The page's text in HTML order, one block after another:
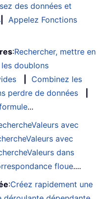
des données et
Appelez Fonctions
:Rechercher, mettre en
doublons
Combinez les
perdre de données
...
avec
avec
dans
floue....
:Créez rapidement une